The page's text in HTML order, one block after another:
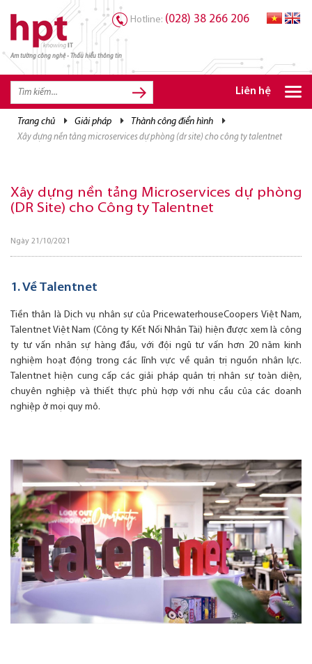
Am tường công nghệ - Thấu hiểu thông tin
Hotline: (028) 38 266 206
Liên hệ
trang chủ giải pháp thành công điển hình
xây dựng nền tảng microservices dự phòng (dr site) cho công ty talentnet
Xây dựng nền tảng Microservices dự phòng
(DR Site) cho Công ty Talentnet
Ngày 21/10/2021
1. Về Talentnet
Tiền thân là Dịch vụ nhân sự của PricewaterhouseCoopers Việt Nam,
Talentnet Việt Nam (Công ty Kết Nối Nhân Tài) hiện được xem là công
ty tư vấn nhân sự hàng đầu, với đội ngũ tư vấn hơn 20 năm kinh
nghiệm hoạt động trong các lĩnh vực về quản trị nguồn nhân lực.
Talentnet hiện cung cấp các giải pháp quản trị nhân sự toàn diện,
chuyên nghiệp và thiết thực phù hợp với nhu cầu của các doanh
nghiệp ở mọi quy mô.
TRANG CHỦ
TRANG CHỦ
GIẢI PHÁP
TRI THỨC